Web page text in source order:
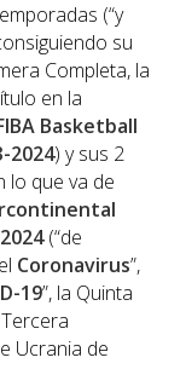
(“y
su
Completa, la
en la
Basketball
2024) y sus 2
lo que va de
(“de
Coronavirus”,
19”, la Quinta
Tercera
Ucrania de